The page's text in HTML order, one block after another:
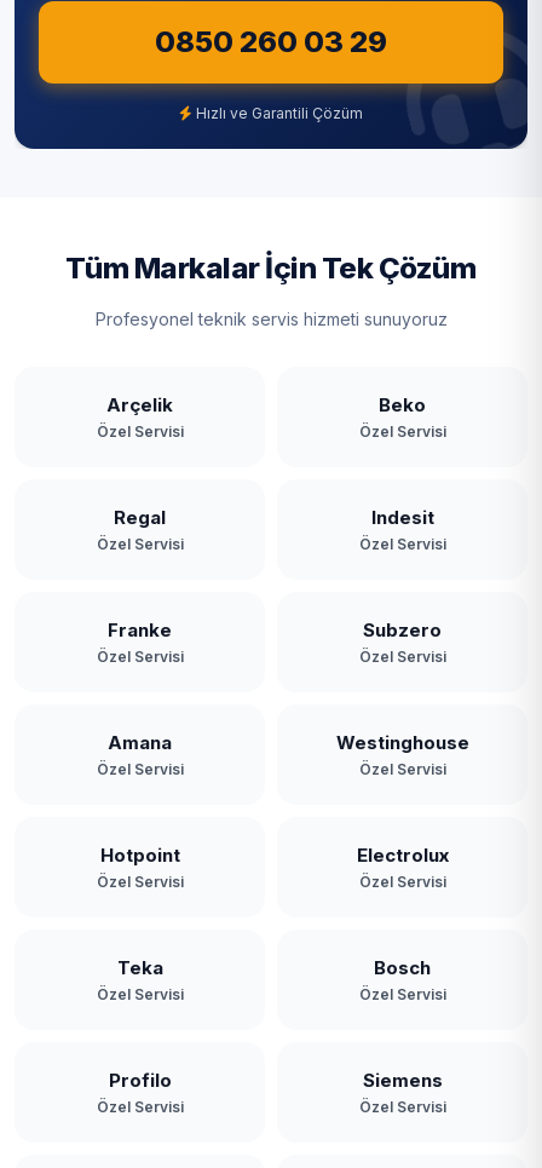
0850 260 03 29
Hızlı ve Garantili Çözüm
Tüm Markalar İçin Tek Çözüm
Profesyonel teknik servis hizmeti sunuyoruz
Arçelik
Özel Servisi
Beko
Özel Servisi
Regal
Özel Servisi
Indesit
Özel Servisi
Franke
Özel Servisi
Subzero
Özel Servisi
Amana
Özel Servisi
Westinghouse
Özel Servisi
Hotpoint
Özel Servisi
Electrolux
Özel Servisi
Teka
Özel Servisi
Bosch
Özel Servisi
Profilo
Özel Servisi
Siemens
Özel Servisi